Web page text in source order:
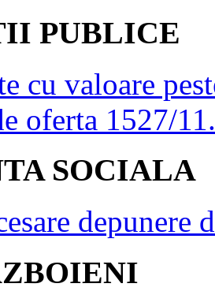
PUBLICE
cu valoare
oferta 1527/
SOCIALA
depunere